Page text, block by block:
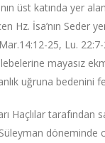
üst katında yer
İsa’nın Seder
25, Lu. 22:7-
mayasız
uğruna
Haçlılar tarafından